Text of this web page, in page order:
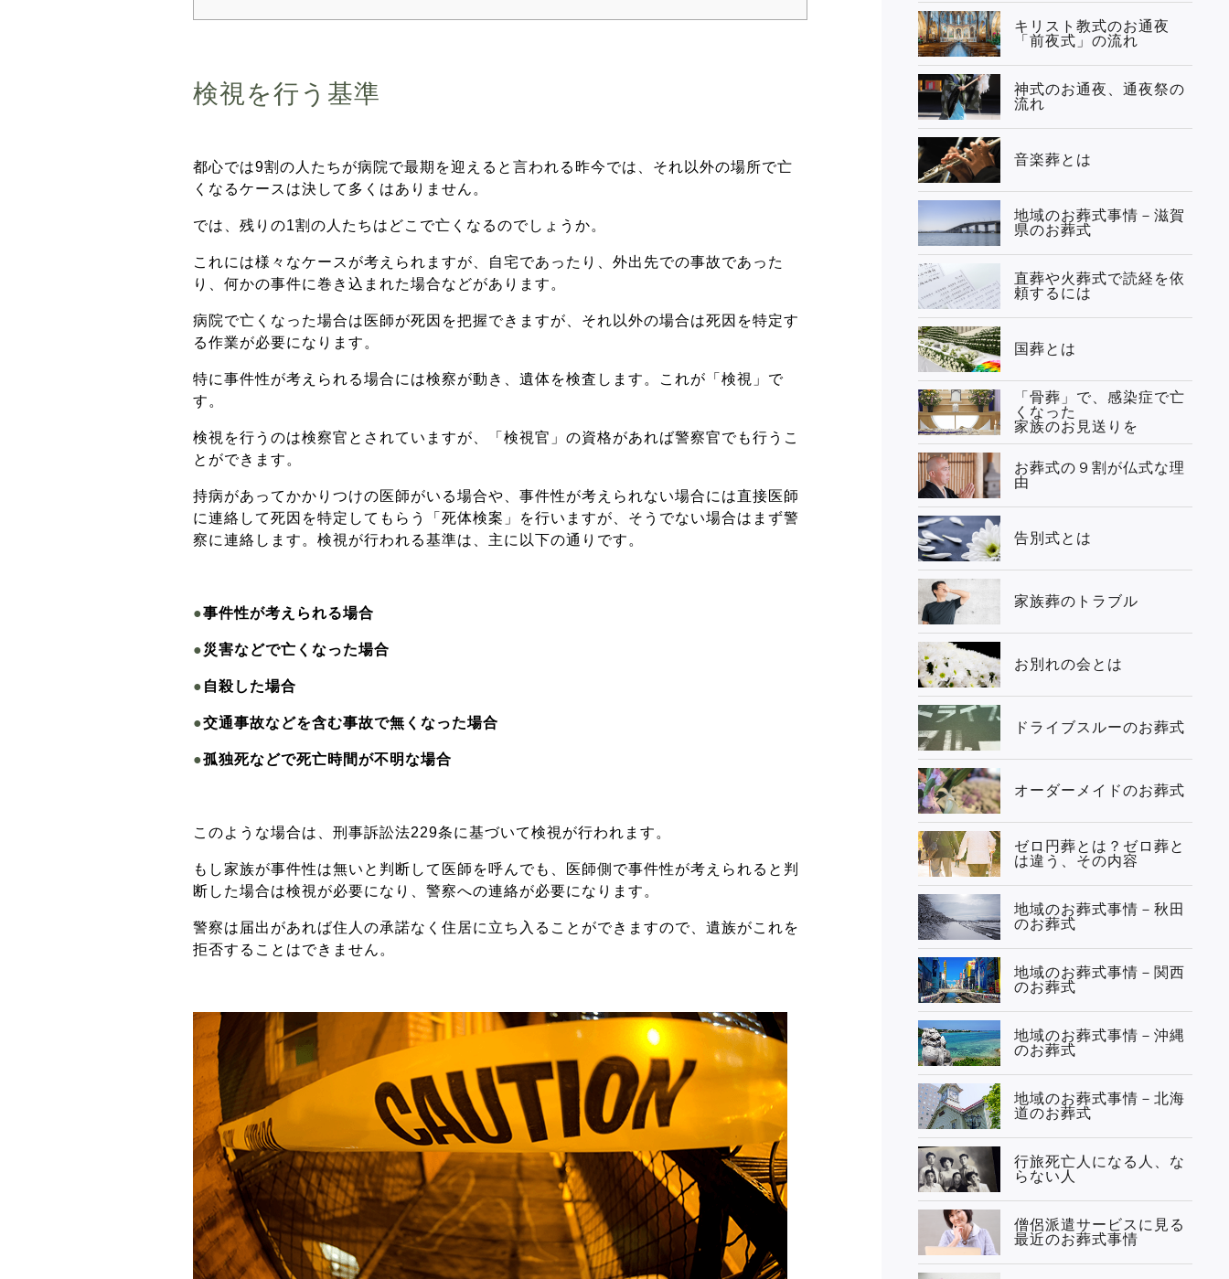
検視を行う基準
都心では9割の人たちが病院で最期を迎えると言われる昨今では、それ以外の場所で亡
くなるケースは決して多くはありません。
では、残りの1割の人たちはどこで亡くなるのでしょうか。
これには様々なケースが考えられますが、自宅であったり、外出先での事故であった
り、何かの事件に巻き込まれた場合などがあります。
病院で亡くなった場合は医師が死因を把握できますが、それ以外の場合は死因を特定す
る作業が必要になります。
特に事件性が考えられる場合には検察が動き、遺体を検査します。これが「検視」で
す。
検視を行うのは検察官とされていますが、「検視官」の資格があれば警察官でも行うこ
とができます。
持病があってかかりつけの医師がいる場合や、事件性が考えられない場合には直接医師
に連絡して死因を特定してもらう「死体検案」を行いますが、そうでない場合はまず警
察に連絡します。検視が行われる基準は、主に以下の通りです。
●事件性が考えられる場合
●災害などで亡くなった場合
● 自殺した場合
●交通事故などを含む事故で無くなった場合
●孤独死などで死亡時間が不明な場合
このような場合は、刑事訴訟法229条に基づいて検視が行われます。
もし家族が事件性は無いと判断して医師を呼んでも、医師側で事件性が考えられると判
断した場合は検視が必要になり、警察への連絡が必要になります。
警察は届出があれば住人の承諾なく住居に立ち入ることができますので、遺族がこれを
拒否することはできません。
キリスト教式のお通夜
「前夜式」の流れ
神式のお通夜、通夜祭の
流れ
音楽葬とは
地域のお葬式事情－滋賀
県のお葬式
直葬や火葬式で読経を依
頼するには
国葬とは
「骨葬」で、感染症で亡
くなった
家族のお見送りを
お葬式の９割が仏式な理
由
告別式とは
家族葬のトラブル
お別れの会とは
ドライブスルーのお葬式
オーダーメイドのお葬式
ゼロ円葬とは？ゼロ葬と
は違う、その内容
地域のお葬式事情－秋田
のお葬式
地域のお葬式事情－関西
のお葬式
地域のお葬式事情－沖縄
のお葬式
地域のお葬式事情－北海
道のお葬式
行旅死亡人になる人、な
らない人
僧侶派遣サービスに見る
最近のお葬式事情